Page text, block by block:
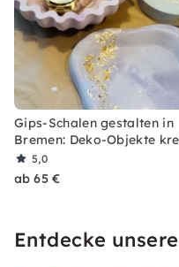
Gips-Schalen gestalten in
Bremen: Deko-Objekte
5,0
ab 65 €
Entdecke